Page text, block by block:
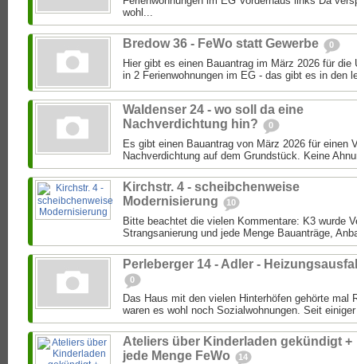
wohl...
Bredow 36 - FeWo statt Gewerbe 0
Hier gibt es einen Bauantrag im März 2026 für die
in 2 Ferienwohnungen im EG - das gibt es in den
Waldenser 24 - wo soll da eine
Nachverdichtung hin?
0
Es gibt einen Bauantrag von März 2026 für einen
Nachverdichtung auf dem Grundstück. Keine
Kirchstr. 4 - scheibchenweise
Modernisierung
10
Bitte beachtet die vielen Kommentare: K3 wurde
Strangsanierung und jede Menge Bauanträge,
Perleberger 14 - Adler -
0
Das Haus mit den vielen Hinterhöfen gehörte mal
waren es wohl noch Sozialwohnungen. Seit
Ateliers über Kinderladen gekündigt +
jede Menge FeWo
14